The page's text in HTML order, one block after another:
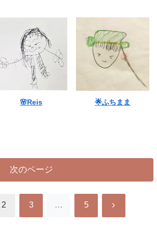
🌸Reis 🌟ふちまま
次のページ
2 3 … 5 次